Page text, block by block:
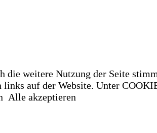
die weitere Nutzung der Seite
links auf der Website. Unter
Alle akzeptieren